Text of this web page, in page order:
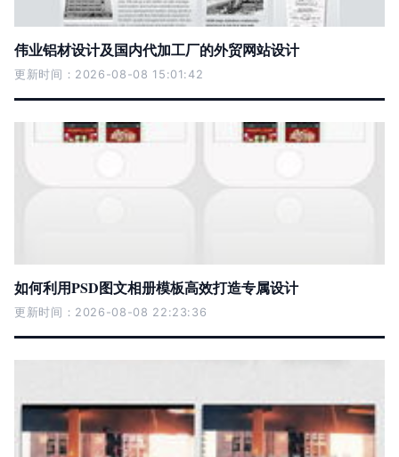
伟业铝材设计及国内代加工厂的外贸网站设计
更新时间：2026-08-08 15:01:42
如何利用PSD图文相册模板高效打造专属设计
更新时间：2026-08-08 22:23:36